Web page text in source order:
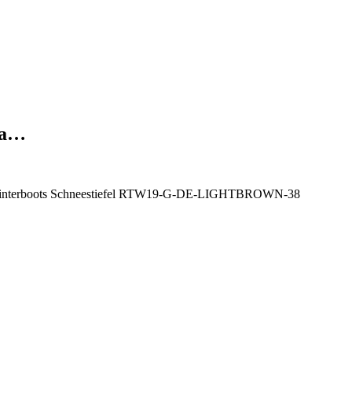
Schneestiefel RTW19-G-DE-LIGHTBROWN-38